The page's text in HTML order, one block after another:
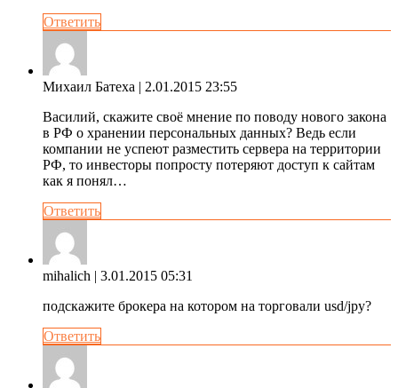
Ответить
Михаил Батеха | 2.01.2015 23:55
Василий, скажите своё мнение по поводу нового закона
в РФ о хранении персональных данных? Ведь если
компании не успеют разместить сервера на территории
РФ, то инвесторы попросту потеряют доступ к сайтам
как я понял…
Ответить
mihalich | 3.01.2015 05:31
подскажите брокера на котором на торговали usd/jpy?
Ответить